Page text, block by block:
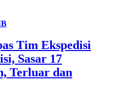
Tim Ekspedisi
Sasar 17
Terluar dan